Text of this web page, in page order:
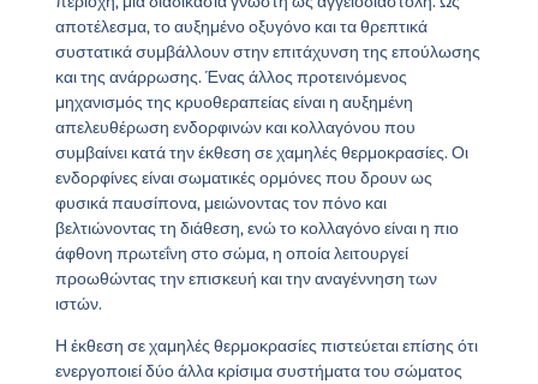
αποτέλεσμα, το αυξημένο οξυγόνο και τα θρεπτικά
συστατικά συμβάλλουν στην επιτάχυνση της επούλωσης
και της ανάρρωσης. Ένας άλλος προτεινόμενος
μηχανισμός της κρυοθεραπείας είναι η αυξημένη
απελευθέρωση ενδορφινών και κολλαγόνου που
συμβαίνει κατά την έκθεση σε χαμηλές θερμοκρασίες. Οι
ενδορφίνες είναι σωματικές ορμόνες που δρουν ως
φυσικά παυσίπονα, μειώνοντας τον πόνο και
βελτιώνοντας τη διάθεση, ενώ το κολλαγόνο είναι η πιο
άφθονη πρωτεΐνη στο σώμα, η οποία λειτουργεί
προωθώντας την επισκευή και την αναγέννηση των
ιστών.
Η έκθεση σε χαμηλές θερμοκρασίες πιστεύεται επίσης ότι
ενεργοποιεί δύο άλλα κρίσιμα συστήματα του σώματος